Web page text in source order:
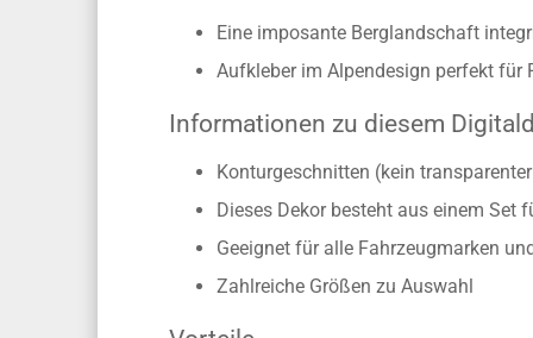
Eine imposante Berglandschaft
Aufkleber im Alpendesign perfekt für
Informationen zu diesem
Konturgeschnitten (kein
Dieses Dekor besteht aus einem Set
Geeignet für alle Fahrzeugmarken
Zahlreiche Größen zu Auswahl